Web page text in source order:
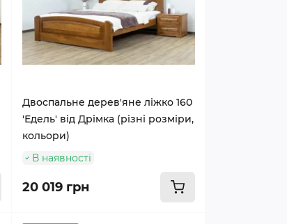
Двоспальне дерев'яне ліжко 160
'Едель' від Дрімка (різні розміри,
кольори)
В наявності
20 019 грн